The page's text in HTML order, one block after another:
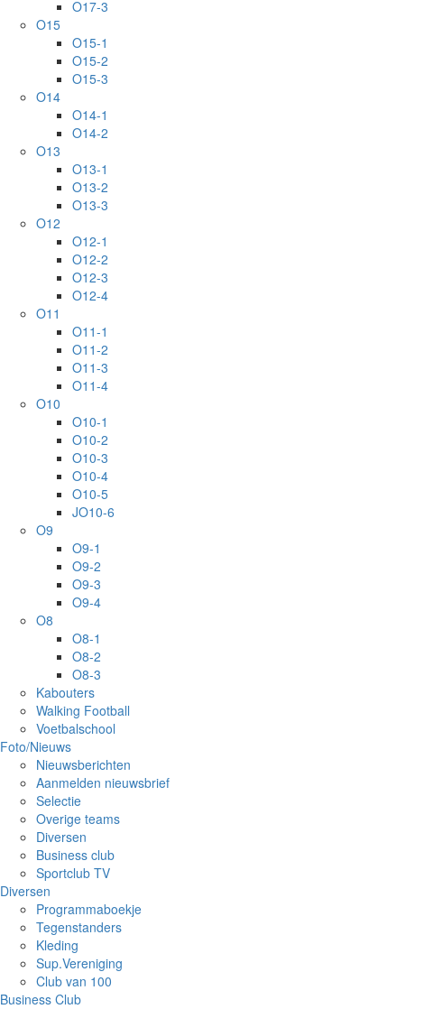
O17-3
O15
O15-1
O15-2
O15-3
O14
O14-1
O14-2
O13
O13-1
O13-2
O13-3
O12
O12-1
O12-2
O12-3
O12-4
O11
O11-1
O11-2
O11-3
O11-4
O10
O10-1
O10-2
O10-3
O10-4
O10-5
JO10-6
O9
O9-1
O9-2
O9-3
O9-4
O8
O8-1
O8-2
O8-3
Kabouters
Walking Football
Voetbalschool
Foto/Nieuws
Nieuwsberichten
Aanmelden nieuwsbrief
Selectie
Overige teams
Diversen
Business club
Sportclub TV
Diversen
Programmaboekje
Tegenstanders
Kleding
Sup.Vereniging
Club van 100
Business Club